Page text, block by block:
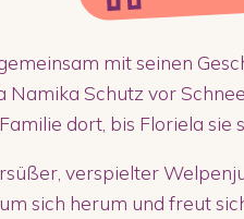
mit seinen
Namika Schutz vor
dort, bis Floriela
verspielter
sich herum und freut